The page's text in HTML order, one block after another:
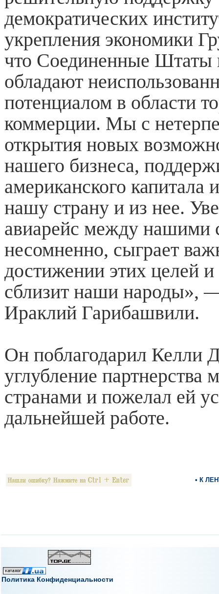
демократических
укрепления экономики
что Соединенные Штаты
обладают
потенциалом в области
коммерции. Мы с
открытия новых
нашего бизнеса,
американского капитала
нашу страну и из нее.
авиарейс между нашими
несомненно, сыграет
достижении этих целей
сблизит наши народы»,
Ираклий Гарибашвили.
Он поблагодарил Келли
углубление партнерства
странами и пожелал ей
дальнейшей работе.
• К
Политика Конфиденциальности